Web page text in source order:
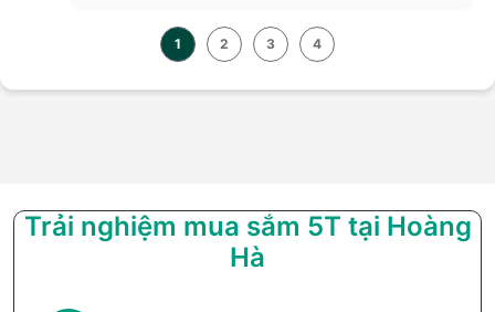
1 2 3 4
Trải nghiệm mua sắm 5T tại Hoàng
Hà